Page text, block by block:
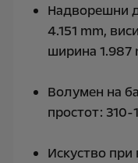
Надворешни
4.151 mm,
ширина 1.987
Волумен на
простот: 310-
Искуство